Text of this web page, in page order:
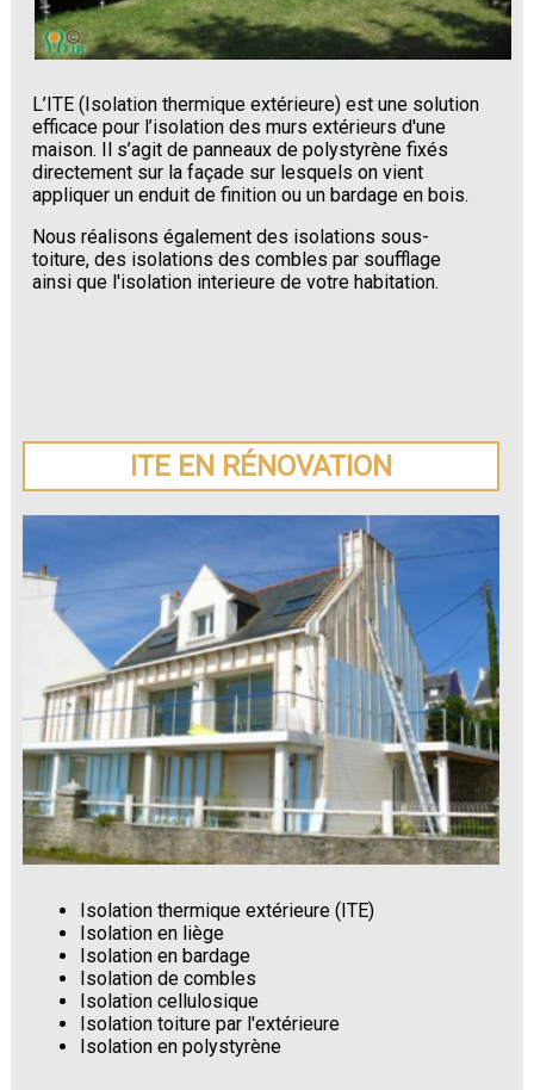
L’ITE (Isolation thermique extérieure) est une solution
efficace pour l’isolation des murs extérieurs d'une
maison. Il s’agit de panneaux de polystyrène fixés
directement sur la façade sur lesquels on vient
appliquer un enduit de finition ou un bardage en bois.
Nous réalisons également des isolations sous-
toiture, des isolations des combles par soufflage
ainsi que l'isolation interieure de votre habitation.
ITE EN RÉNOVATION
Isolation thermique extérieure (ITE)
Isolation en liège
Isolation en bardage
Isolation de combles
Isolation cellulosique
Isolation toiture par l'extérieure
Isolation en polystyrène